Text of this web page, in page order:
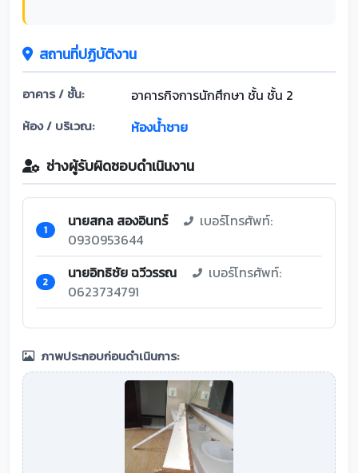
สถานที่ปฏิบัติงาน
อาคาร / ชั้น: อาคารกิจการนักศึกษา ชั้น ชั้น 2
ห้อง / บริเวณ: ห้องน้ำชาย
ช่างผู้รับผิดชอบดำเนินงาน
1 นายสกล สองอินทร์
เบอร์โทรศัพท์:
0930953644
2 นายอิทธิชัย ฉวีวรรณ
เบอร์โทรศัพท์:
0623734791
ภาพประกอบก่อนดำเนินการ: